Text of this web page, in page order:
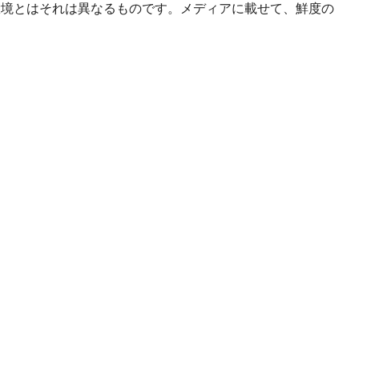
とはそれは異なるものです。メディアに載せて、鮮度の